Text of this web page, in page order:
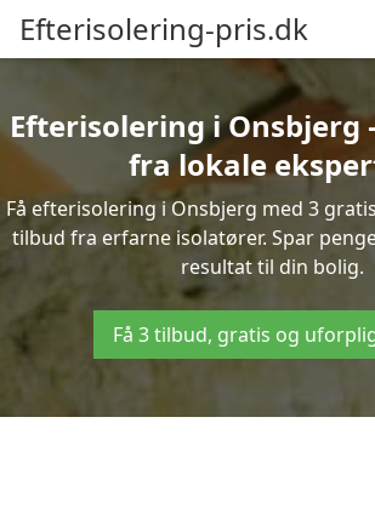
Efterisolering-pris.dk
Efterisolering i Onsbjerg
fra lokale
Få efterisolering i Onsbjerg med 3
tilbud fra erfarne isolatører. Spar
resultat til din bolig.
Få 3 tilbud, gratis og